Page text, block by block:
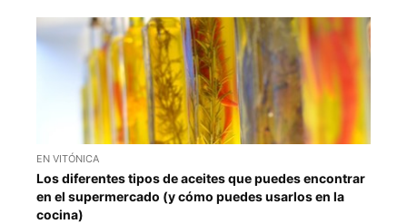
EN VITÓNICA
Los diferentes tipos de aceites que puedes encontrar
en el supermercado (y cómo puedes usarlos en la
cocina)